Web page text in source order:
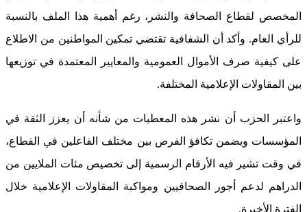
المخصص لقطاع الصحافة والنشر، رغم أهمية هذا الملف بالنسبة
للرأي العام. وأكد أن الشفافية تقتضي تمكين المواطنين من الاطلاع
على كيفية صرف الأموال العمومية والمعايير المعتمدة في توزيعها
بين المقاولات الإعلامية المختلفة.
واعتبر الحزب أن نشر هذه المعطيات من شأنه أن يعزز الثقة في
المؤسسات ويضمن تكافؤ الفرص بين مختلف الفاعلين في القطاع،
في وقت تشير فيه الأرقام الرسمية إلى تخصيص مئات الملايين من
الدراهم لدعم أجور الصحافيين ومواكبة المقاولات الإعلامية خلال
الفترة الأخيرة.